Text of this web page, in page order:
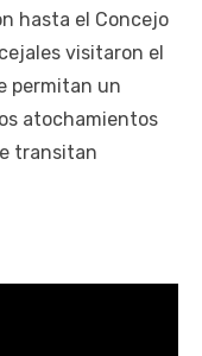
hasta el Concejo
visitaron el
permitan un
atochamientos
transitan